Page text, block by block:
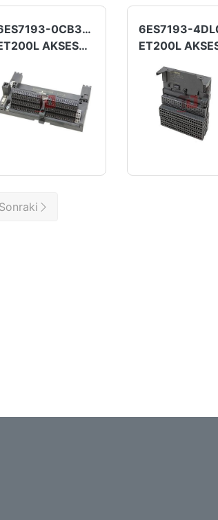
6ES7193-0CB30-0XA0
ET200L AKSESUAR
Sonraki